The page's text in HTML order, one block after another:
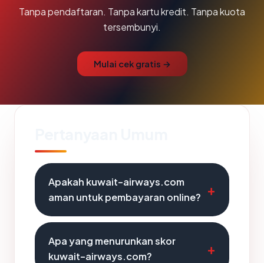
Tanpa pendaftaran. Tanpa kartu kredit. Tanpa kuota
tersembunyi.
Mulai cek gratis →
Apakah kuwait-airways.com
aman untuk pembayaran online?
Apa yang menurunkan skor
kuwait-airways.com?